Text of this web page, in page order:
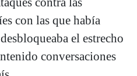
con las que había
el estrecho
conversaciones